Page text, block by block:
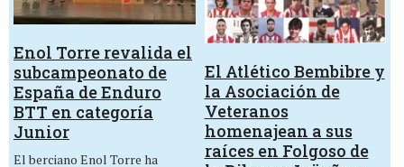
Enol Torre revalida el
subcampeonato de
España de Enduro
BTT en categoría
Junior
El berciano Enol Torre ha
El Atlético Bembibre y
la Asociación de
Veteranos
homenajean a sus
raíces en Folgoso de